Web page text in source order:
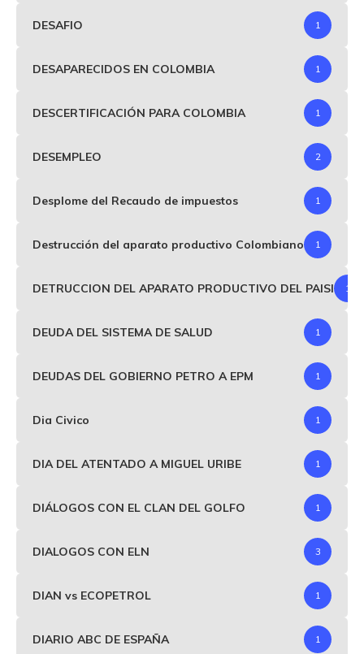
DESAFIO 1
DESAPARECIDOS EN COLOMBIA 1
DESCERTIFICACIÓN PARA COLOMBIA 1
DESEMPLEO 2
Desplome del Recaudo de impuestos 1
Destrucción del aparato productivo Colombiano 1
DETRUCCION DEL APARATO PRODUCTIVO DEL PAISI 1
DEUDA DEL SISTEMA DE SALUD 1
DEUDAS DEL GOBIERNO PETRO A EPM 1
Dia Civico 1
DIA DEL ATENTADO A MIGUEL URIBE 1
DIÁLOGOS CON EL CLAN DEL GOLFO 1
DIALOGOS CON ELN 3
DIAN vs ECOPETROL 1
DIARIO ABC DE ESPAÑA 1